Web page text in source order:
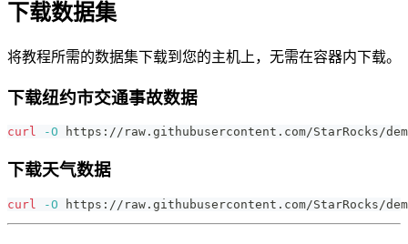
下载数据集
将教程所需的数据集下载到您的主机上，无需在容器内下载。
下载纽约市交通事故数据
curl -O https://raw.githubusercontent.com/StarRocks/
下载天气数据
curl -O https://raw.githubusercontent.com/StarRocks/